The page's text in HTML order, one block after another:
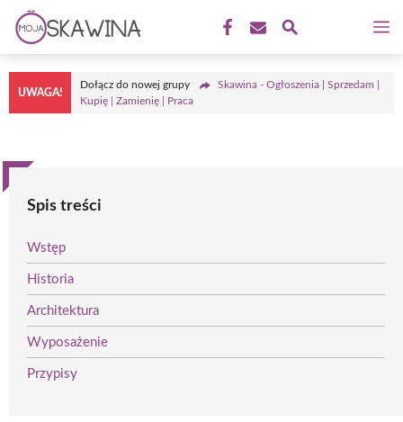
Przejdź
treści
UWAGA!
Dołącz do nowej grupy
Skawina - Ogłoszenia | Sprzedam |
Kupię | Zamienię | Praca
Spis treści
Wstęp
Historia
Architektura
Wyposażenie
Przypisy